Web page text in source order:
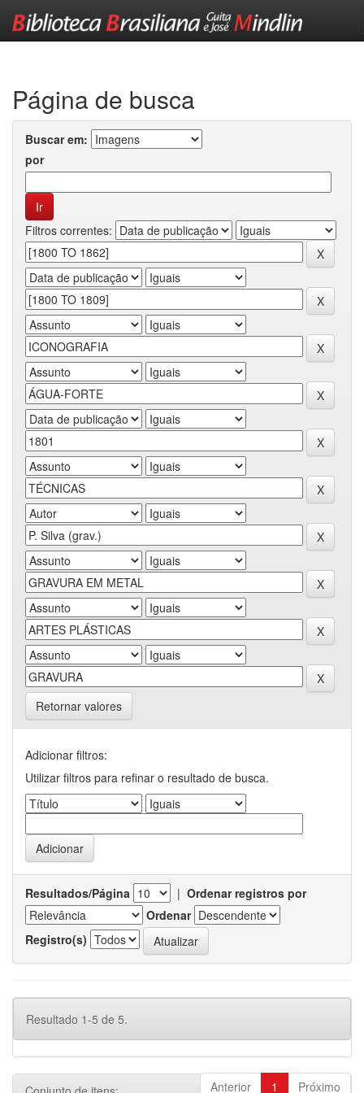
Página de busca
Buscar em:
por
Filtros correntes:
Retornar valores
Adicionar filtros:
Utilizar filtros para refinar o resultado de busca.
Resultados/Página | Ordenar registros por
Ordenar
Registro(s)
Resultado 1-5 de 5.
Anterior 1 Próximo